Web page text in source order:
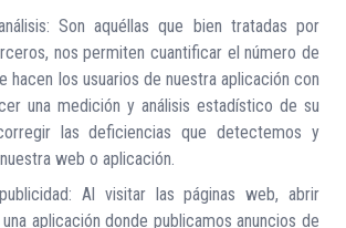
Son aquéllas que bien tratadas por
nos permiten cuantificar el número de
hacen los usuarios de nuestra aplicación con
una medición y análisis estadístico de su
las deficiencias que detectemos y
web o aplicación.
Al visitar las páginas web, abrir
aplicación donde publicamos anuncios de